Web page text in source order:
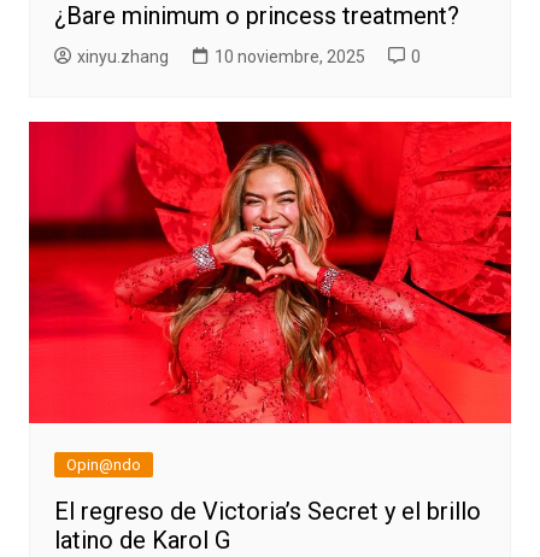
¿Bare minimum o princess treatment?
xinyu.zhang 10 noviembre, 2025 0
Opin@ndo
El regreso de Victoria’s Secret y el brillo
latino de Karol G